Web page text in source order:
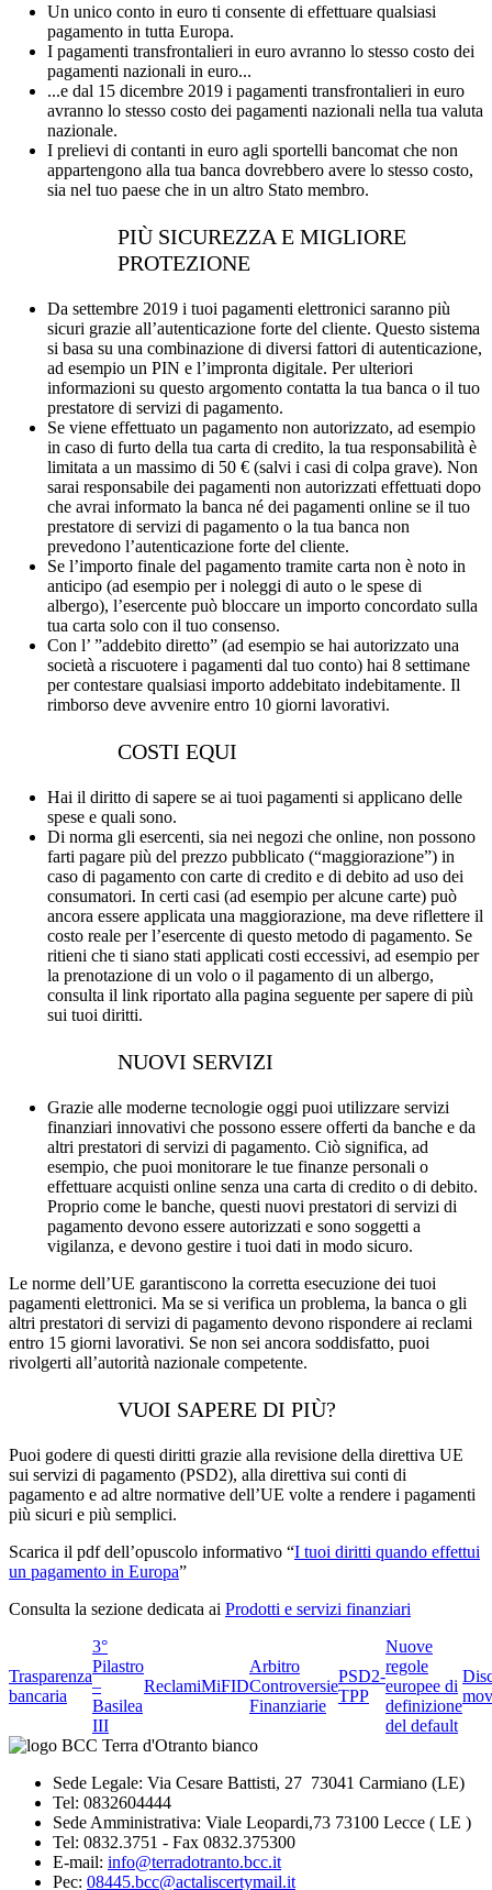
Un unico conto in euro ti consente di effettuare qualsiasi
pagamento in tutta Europa.
I pagamenti transfrontalieri in euro avranno lo stesso costo dei
pagamenti nazionali in euro...
...e dal 15 dicembre 2019 i pagamenti transfrontalieri in euro
avranno lo stesso costo dei pagamenti nazionali nella tua valuta
nazionale.
I prelievi di contanti in euro agli sportelli bancomat che non
appartengono alla tua banca dovrebbero avere lo stesso costo,
sia nel tuo paese che in un altro Stato membro.
PIÙ SICUREZZA E MIGLIORE
PROTEZIONE
Da settembre 2019 i tuoi pagamenti elettronici saranno più
sicuri grazie all’autenticazione forte del cliente. Questo sistema
si basa su una combinazione di diversi fattori di autenticazione,
ad esempio un PIN e l’impronta digitale. Per ulteriori
informazioni su questo argomento contatta la tua banca o il tuo
prestatore di servizi di pagamento.
Se viene effettuato un pagamento non autorizzato, ad esempio
in caso di furto della tua carta di credito, la tua responsabilità è
limitata a un massimo di 50 € (salvi i casi di colpa grave). Non
sarai responsabile dei pagamenti non autorizzati effettuati dopo
che avrai informato la banca né dei pagamenti online se il tuo
prestatore di servizi di pagamento o la tua banca non
prevedono l’autenticazione forte del cliente.
Se l’importo finale del pagamento tramite carta non è noto in
anticipo (ad esempio per i noleggi di auto o le spese di
albergo), l’esercente può bloccare un importo concordato sulla
tua carta solo con il tuo consenso.
Con l’ ”addebito diretto” (ad esempio se hai autorizzato una
società a riscuotere i pagamenti dal tuo conto) hai 8 settimane
per contestare qualsiasi importo addebitato indebitamente. Il
rimborso deve avvenire entro 10 giorni lavorativi.
COSTI EQUI
Hai il diritto di sapere se ai tuoi pagamenti si applicano delle
spese e quali sono.
Di norma gli esercenti, sia nei negozi che online, non possono
farti pagare più del prezzo pubblicato (“maggiorazione”) in
caso di pagamento con carte di credito e di debito ad uso dei
consumatori. In certi casi (ad esempio per alcune carte) può
ancora essere applicata una maggiorazione, ma deve riflettere il
costo reale per l’esercente di questo metodo di pagamento. Se
ritieni che ti siano stati applicati costi eccessivi, ad esempio per
la prenotazione di un volo o il pagamento di un albergo,
consulta il link riportato alla pagina seguente per sapere di più
sui tuoi diritti.
NUOVI SERVIZI
Grazie alle moderne tecnologie oggi puoi utilizzare servizi
finanziari innovativi che possono essere offerti da banche e da
altri prestatori di servizi di pagamento. Ciò significa, ad
esempio, che puoi monitorare le tue finanze personali o
effettuare acquisti online senza una carta di credito o di debito.
Proprio come le banche, questi nuovi prestatori di servizi di
pagamento devono essere autorizzati e sono soggetti a
vigilanza, e devono gestire i tuoi dati in modo sicuro.
Le norme dell’UE garantiscono la corretta esecuzione dei tuoi
pagamenti elettronici. Ma se si verifica un problema, la banca o gli
altri prestatori di servizi di pagamento devono rispondere ai reclami
entro 15 giorni lavorativi. Se non sei ancora soddisfatto, puoi
rivolgerti all’autorità nazionale competente.
VUOI SAPERE DI PIÙ?
Puoi godere di questi diritti grazie alla revisione della direttiva UE
sui servizi di pagamento (PSD2), alla direttiva sui conti di
pagamento e ad altre normative dell’UE volte a rendere i pagamenti
più sicuri e più semplici.
Scarica il pdf dell’opuscolo informativo “I tuoi diritti quando effettui
un pagamento in Europa”
Consulta la sezione dedicata ai Prodotti e servizi finanziari
Trasparenza
bancaria
3°
Pilastro
–
Basilea
III
ReclamiMiFID
Arbitro
Controversie
Finanziarie
PSD2-
TPP
Nuove
regole
europee di
definizione
del default
Sede Legale: Via Cesare Battisti, 27 73041 Carmiano (LE)
Tel: 0832604444
Sede Amministrativa: Viale Leopardi,73 73100 Lecce ( LE )
Tel: 0832.3751 - Fax 0832.375300
E-mail: info@terradotranto.bcc.it
Pec: 08445.bcc@actaliscertymail.it